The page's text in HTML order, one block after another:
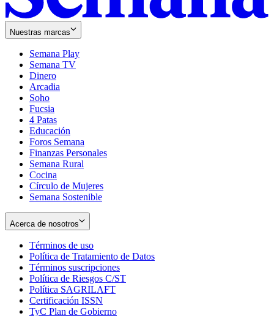
Nuestras marcas
Semana Play
Semana TV
Dinero
Arcadia
Soho
in
new
window
Fucsia
in
new
window
4 Patas
Educación
Foros Semana
Finanzas Personales
Semana Rural
Cocina
Círculo de Mujeres
Semana Sostenible
Acerca de nosotros
Términos de uso
in
new
window
Política de Tratamiento de Datos
Términos suscripciones
in
Política de Riesgos C/ST
Política SAGRILAFT
new
Certificación ISSN
in
TyC Plan de Gobierno